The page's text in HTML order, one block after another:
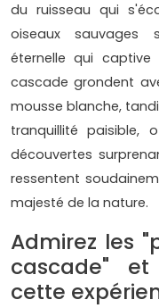
du ruisseau qui
oiseaux sauvages
éternelle qui
cascade grondent
mousse blanche,
tranquillité paisible,
découvertes
ressentent
majesté de la nature.
Admirez les
cascade"
cette